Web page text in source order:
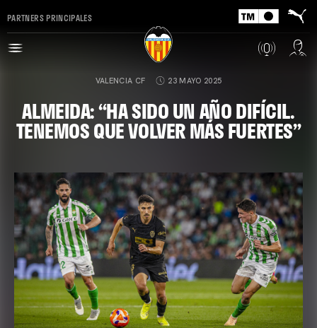
PARTNERS PRINCIPALES
VALENCIA CF 23 MAYO 2025
ALMEIDA: “HA SIDO UN AÑO DIFÍCIL.
TENEMOS QUE VOLVER MÁS FUERTES”